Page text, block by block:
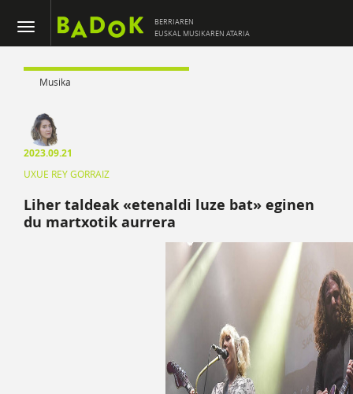
BERRIAREN
EUSKAL MUSIKAREN ATARIA
Musika
2023.09.21
UXUE REY GORRAIZ
Liher taldeak «etenaldi luze bat» eginen
du martxotik aurrera